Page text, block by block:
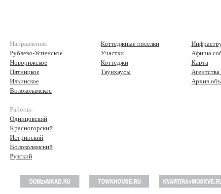
Направления:
Рублево-Успенское
Новорижское
Пятницкое
Ильинское
Волоколамское
Районы:
Одинцовский
Красногорский
Истринский
Волоколамский
Рузский
Коттеджные поселки
Участки
Коттеджи
Таунхаусы
Афиша
Карта
Архив